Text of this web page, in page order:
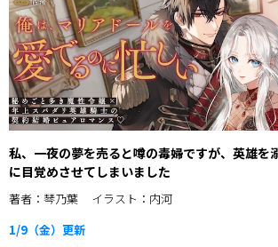
私、一夜の夢を売ると噂の毒婦ですが、英雄を
に目覚めさせてしまいました
著者：琴乃葉
イラスト：内河
1/9（金） 更新